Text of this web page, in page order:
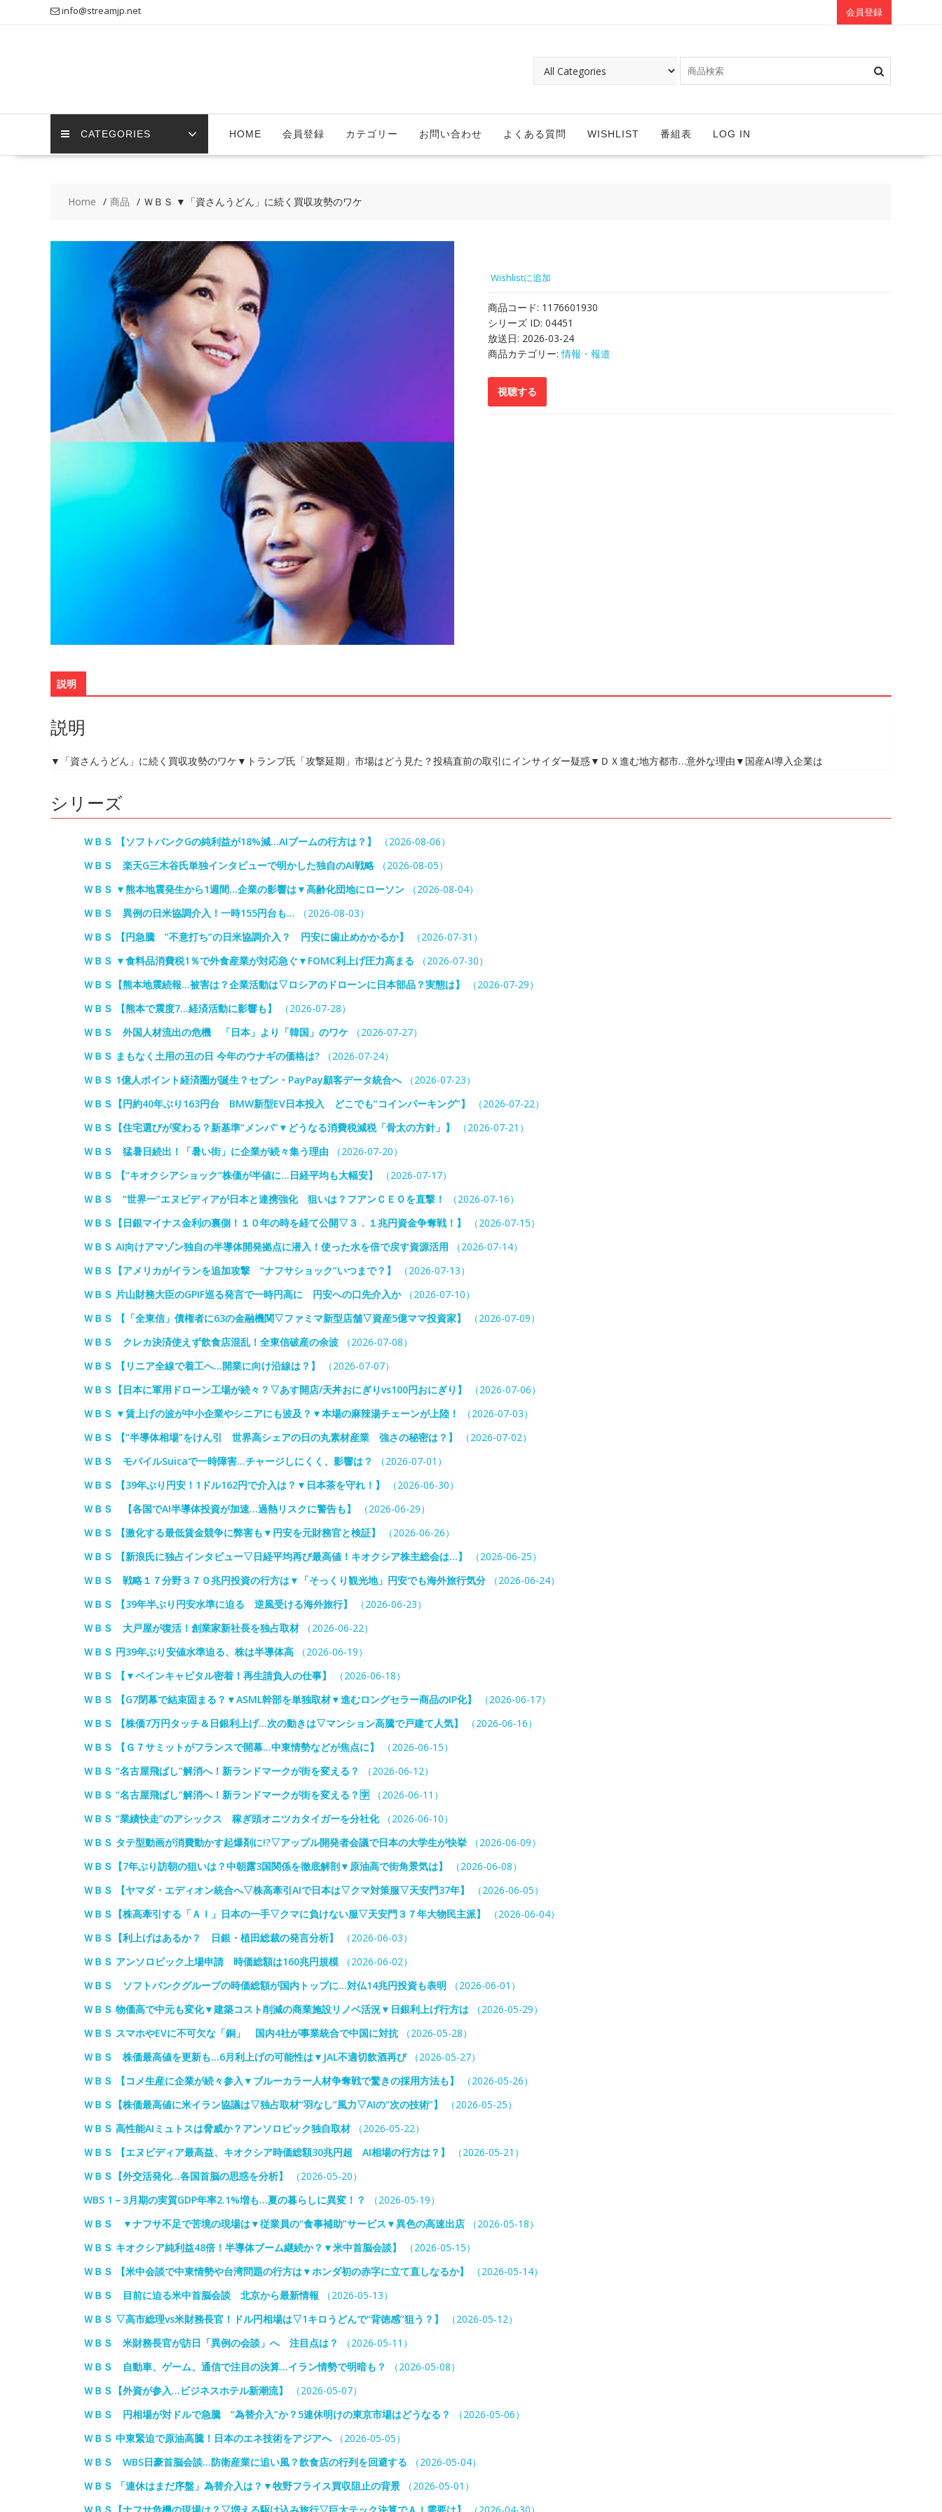
info@streamjp.net 会員登録
CATEGORIES HOME 会員登録 カテゴリー お問い合わせ よくある質問 WISHLIST 番組表 LOG IN
Home 商品 ＷＢＳ ▼「資さんうどん」に続く買収攻勢のワケ
Wishlistに追加
商品コード: 1176601930
シリーズ ID: 04451
放送日: 2026-03-24
商品カテゴリー:情報・報道
説明
説明
▼「資さんうどん」に続く買収攻勢のワケ▼トランプ氏「攻撃延期」市場はどう見た？投稿直前の取引にインサイダー疑惑▼ＤＸ進む地方都市…意外な理由▼国産AI導入企業は
シリーズ
ＷＢＳ 【ソフトバンクGの純利益が18%減…AIブームの行方は？】
（2026-08-06）
ＷＢＳ 楽天G三木谷氏単独インタビューで明かした独自のAI戦略 （2026-08-05）
ＷＢＳ ▼熊本地震発生から1週間…企業の影響は▼高齢化団地にローソン （2026-08-04）
ＷＢＳ 異例の日米協調介入！一時155円台も… （2026-08-03）
ＷＢＳ 【円急騰 ”不意打ち”の日米協調介入？ 円安に歯止めかかるか】
（2026-07-31）
ＷＢＳ ▼食料品消費税1％で外食産業が対応急ぐ▼FOMC利上げ圧力高まる （2026-07-30）
ＷＢＳ【熊本地震続報…被害は？企業活動は▽ロシアのドローンに日本部品？実態は】
（2026-07-29）
ＷＢＳ 【熊本で震度7…経済活動に影響も】
（2026-07-28）
ＷＢＳ 外国人材流出の危機 「日本」より「韓国」のワケ （2026-07-27）
ＷＢＳ まもなく土用の丑の日 今年のウナギの価格は? （2026-07-24）
ＷＢＳ 1億人ポイント経済圏が誕生？セブン・PayPay顧客データ統合へ（2026-07-23）
ＷＢＳ【円約40年ぶり163円台 BMW新型EV日本投入 どこでも“コインパーキング”】
（2026-07-22）
ＷＢＳ【住宅選びが変わる？新基準“メンパ”▼どうなる消費税減税「骨太の方針」】
（2026-07-21）
ＷＢＳ 猛暑日続出！「暑い街」に企業が続々集う理由 （2026-07-20）
ＷＢＳ 【“キオクシアショック”株価が半値に…日経平均も大幅安】
（2026-07-17）
ＷＢＳ “世界一”エヌビディアが日本と連携強化 狙いは？フアンＣＥＯを直撃！
（2026-07-16）
ＷＢＳ【日銀マイナス金利の裏側！１０年の時を経て公開▽３．１兆円資金争奪戦！】
（2026-07-15）
ＷＢＳ AI向けアマゾン独自の半導体開発拠点に潜入！使った水を倍で戻す資源活用 （2026-07-14）
ＷＢＳ【アメリカがイランを追加攻撃 “ナフサショック”いつまで？】
（2026-07-13）
ＷＢＳ 片山財務大臣のGPIF巡る発言で一時円高に 円安への口先介入か（2026-07-10）
ＷＢＳ 【「全東信」債権者に63の金融機関▽ファミマ新型店舗▽資産5億ママ投資家】
（2026-07-09）
ＷＢＳ クレカ決済使えず飲食店混乱！全東信破産の余波 （2026-07-08）
ＷＢＳ 【リニア全線で着工へ…開業に向け沿線は？】
（2026-07-07）
ＷＢＳ【日本に軍用ドローン工場が続々？▽あす開店/天丼おにぎりvs100円おにぎり】
（2026-07-06）
ＷＢＳ ▼賃上げの波が中小企業やシニアにも波及？▼本場の麻辣湯チェーンが上陸！
（2026-07-03）
ＷＢＳ 【“半導体相場”をけん引 世界高シェアの日の丸素材産業 強さの秘密は？】
（2026-07-02）
ＷＢＳ モバイルSuicaで一時障害…チャージしにくく、影響は？
（2026-07-01）
ＷＢＳ 【39年ぶり円安！1ドル162円で介入は？▼日本茶を守れ！】
（2026-06-30）
ＷＢＳ 【各国でAI半導体投資が加速…過熱リスクに警告も】
（2026-06-29）
ＷＢＳ 【激化する最低賃金競争に弊害も▼円安を元財務官と検証】
（2026-06-26）
ＷＢＳ 【新浪氏に独占インタビュー▽日経平均再び最高値！キオクシア株主総会は…】
（2026-06-25）
ＷＢＳ 戦略１７分野３７０兆円投資の行方は▼「そっくり観光地」円安でも海外旅行気分 （2026-06-24）
ＷＢＳ 【39年半ぶり円安水準に迫る 逆風受ける海外旅行】
（2026-06-23）
ＷＢＳ 大戸屋が復活！創業家新社長を独占取材（2026-06-22）
ＷＢＳ 円39年ぶり安値水準迫る、株は半導体高 （2026-06-19）
ＷＢＳ 【▼ベインキャピタル密着！再生請負人の仕事】
（2026-06-18）
ＷＢＳ 【G7閉幕で結束固まる？▼ASML幹部を単独取材▼進むロングセラー商品のIP化】
（2026-06-17）
ＷＢＳ 【株価7万円タッチ＆日銀利上げ…次の動きは▽マンション高騰で戸建て人気】
（2026-06-16）
ＷＢＳ 【Ｇ７サミットがフランスで開幕…中東情勢などが焦点に】
（2026-06-15）
ＷＢＳ “名古屋飛ばし”解消へ！新ランドマークが街を変える？
（2026-06-12）
ＷＢＳ “名古屋飛ばし”解消へ！新ランドマークが街を変える？🈑 （2026-06-11）
ＷＢＳ “業績快走”のアシックス 稼ぎ頭オニツカタイガーを分社化（2026-06-10）
ＷＢＳ タテ型動画が消費動かす起爆剤に!?▽アップル開発者会議で日本の大学生が快挙 （2026-06-09）
ＷＢＳ【7年ぶり訪朝の狙いは？中朝露3国関係を徹底解剖▼原油高で街角景気は】
（2026-06-08）
ＷＢＳ 【ヤマダ・エディオン統合へ▽株高牽引AIで日本は▽クマ対策服▽天安門37年】
（2026-06-05）
ＷＢＳ【株高牽引する「ＡＩ」日本の一手▽クマに負けない服▽天安門３７年大物民主派】
（2026-06-04）
ＷＢＳ【利上げはあるか？ 日銀・植田総裁の発言分析】
（2026-06-03）
ＷＢＳ アンソロピック上場申請 時価総額は160兆円規模 （2026-06-02）
ＷＢＳ ソフトバンクグループの時価総額が国内トップに…対仏14兆円投資も表明 （2026-06-01）
ＷＢＳ 物価高で中元も変化▼建築コスト削減の商業施設リノベ活況▼日銀利上げ行方は （2026-05-29）
ＷＢＳ スマホやEVに不可欠な「銅」 国内4社が事業統合で中国に対抗（2026-05-28）
ＷＢＳ 株価最高値を更新も…6月利上げの可能性は▼JAL不適切飲酒再び（2026-05-27）
ＷＢＳ 【コメ生産に企業が続々参入▼ブルーカラー人材争奪戦で驚きの採用方法も】
（2026-05-26）
ＷＢＳ【株価最高値に米イラン協議は▽独占取材“羽なし”風力▽AIの“次の技術”】
（2026-05-25）
ＷＢＳ 高性能AIミュトスは脅威か？アンソロピック独自取材（2026-05-22）
ＷＢＳ 【エヌビディア最高益、キオクシア時価総額30兆円超 AI相場の行方は？】
（2026-05-21）
ＷＢＳ【外交活発化…各国首脳の思惑を分析】
（2026-05-20）
WBS 1－3月期の実質GDP年率2.1%増も…夏の暮らしに異変！？
（2026-05-19）
ＷＢＳ ▼ナフサ不足で苦境の現場は▼従業員の“食事補助”サービス▼異色の高速出店 （2026-05-18）
ＷＢＳ キオクシア純利益48倍！半導体ブーム継続か？▼米中首脳会談】
（2026-05-15）
ＷＢＳ 【米中会談で中東情勢や台湾問題の行方は▼ホンダ初の赤字に立て直しなるか】
（2026-05-14）
ＷＢＳ 目前に迫る米中首脳会談 北京から最新情報 （2026-05-13）
ＷＢＳ ▽高市総理vs米財務長官！ドル円相場は▽1キロうどんで“背徳感”狙う？】
（2026-05-12）
ＷＢＳ 米財務長官が訪日「異例の会談」へ 注目点は？
（2026-05-11）
ＷＢＳ 自動車、ゲーム、通信で注目の決算…イラン情勢で明暗も？
（2026-05-08）
ＷＢＳ【外資が参入…ビジネスホテル新潮流】
（2026-05-07）
ＷＢＳ 円相場が対ドルで急騰 “為替介入”か？5連休明けの東京市場はどうなる？
（2026-05-06）
ＷＢＳ 中東緊迫で原油高騰！日本のエネ技術をアジアへ（2026-05-05）
ＷＢＳ WBS日豪首脳会談…防衛産業に追い風？飲食店の行列を回避する （2026-05-04）
ＷＢＳ 「連休はまだ序盤」為替介入は？▼牧野フライス買収阻止の背景 （2026-05-01）
ＷＢＳ【ナフサ危機の現場は？▽増える駆け込み旅行▽巨大テック決算でＡＩ需要は】
（2026-04-30）